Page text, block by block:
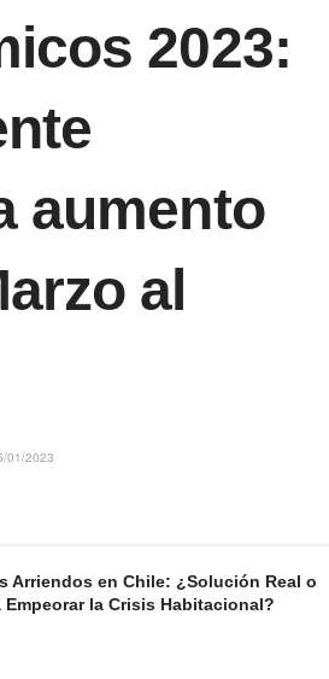
2023:
aumento
al
01/2023
Arriendos en Chile: ¿Solución Real o
Empeorar la Crisis Habitacional?